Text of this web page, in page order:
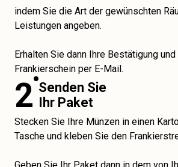
indem Sie die Art der gewünschten
Leistungen angeben.
Erhalten Sie dann Ihre Bestätigung und
Frankierschein per E-Mail.
2 Senden Sie
Ihr Paket
Stecken Sie Ihre Münzen in einen
Tasche und kleben Sie den